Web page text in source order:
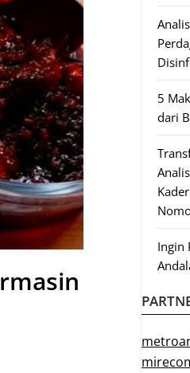
5
dari
Ingin